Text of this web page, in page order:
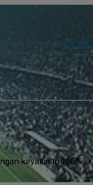
dan mengakui polisi
bila-bila masa.
keyakinan 100%.